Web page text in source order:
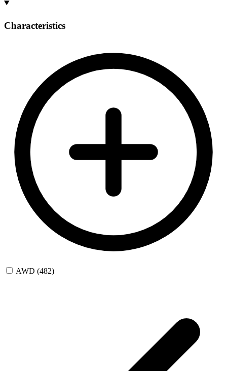
Characteristics
AWD (482)